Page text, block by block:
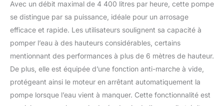
fonctionnement via
l’application. Commande
basée sur les données
météo du moment
également possible.
Qualité – Le groupe de
surpression automatique
est doté d’une poignée
de transport, de
garnitures mécaniques
Avec un débit maximal de 4 400 litres par heure, cette pompe
se distingue par sa puissance, idéale pour un arrosage
efficace et rapide. Les utilisateurs soulignent sa capacité à
pomper l’eau à des hauteurs considérables, certains
mentionnant des performances à plus de 6 mètres de hauteur.
De plus, elle est équipée d’une fonction anti-marche à vide,
protégeant ainsi le moteur en arrêtant automatiquement la
pompe lorsque l’eau vient à manquer. Cette fonctionnalité est